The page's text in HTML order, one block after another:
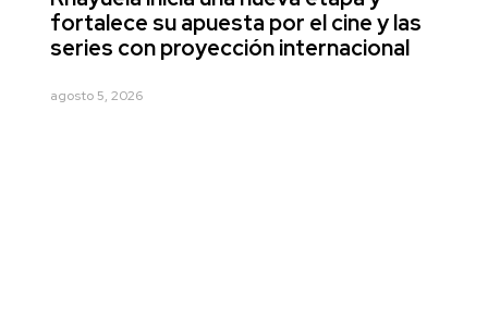
fortalece su apuesta por el cine y las
series con proyección internacional
agosto 5, 2026